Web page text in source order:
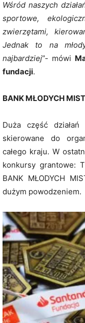
Wśród naszych
sportowe,
zwierzętami,
Jednak to na
najbardziej”- mówi
fundacji.
BANK MŁODYCH
Duża część
skierowane do
całego kraju. W
konkursy grantowe:
BANK MŁODYCH
dużym powodzeniem.